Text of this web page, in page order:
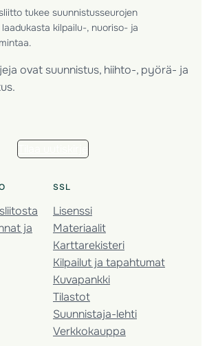
tukee suunnistusseurojen
kilpailu-, nuoriso- ja
ovat suunnistus, hiihto-, pyörä- ja
ja
SSL
Lisenssi
Materiaalit
Karttarekisteri
Kilpailut ja tapahtumat
Kuvapankki
Tilastot
Suunnistaja-lehti
Verkkokauppa